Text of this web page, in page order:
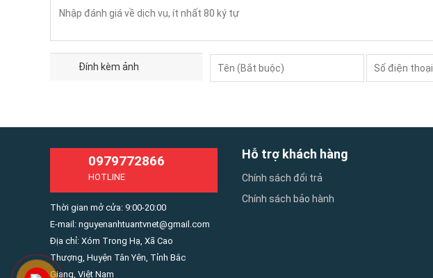
Đính kèm ảnh
0979772866
HOTLINE
Thời gian mở cửa: 9:00-20:00
E-mail: nguyenanhtuantvnet@gmail.com
Địa chỉ: Xóm Trong Hạ, Xã Cao
Thượng, Huyện Tân Yên, Tỉnh Bắc
Giang, Việt Nam
Hỗ trợ khách hàng
Chính sách đổi trả
Chính sách bảo hành